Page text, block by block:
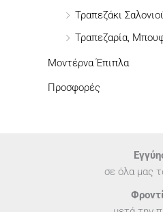
Τραπεζάκι
Τραπεζαρία,
Μοντέρνα Έπιπλα
Προσφορές
σε όλα μας